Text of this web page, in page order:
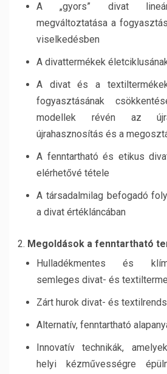
A „gyors” divat
megváltoztatása a
viselkedésben
A divattermékek
A divat és a
fogyasztásának
modellek révén az
újrahasznosítás és a
A fenntartható és etikus
elérhetővé tétele
A társadalmilag befogadó
a divat értékláncában
Megoldások a fenntartható
Hulladékmentes és
semleges divat- és
Zárt hurok divat- és
Alternatív, fenntartható
Innovatív technikák,
helyi kézművességre